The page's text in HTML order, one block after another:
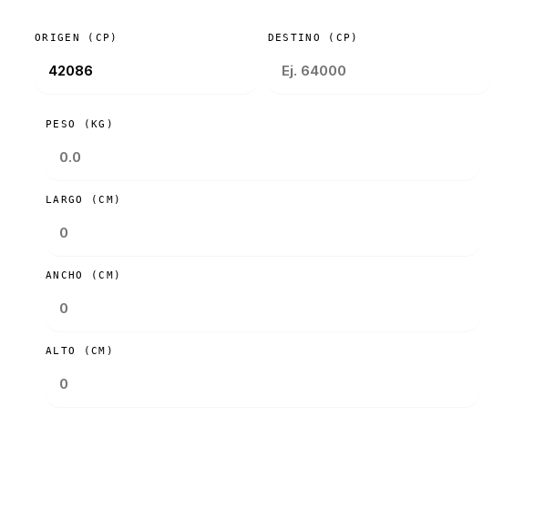
ORIGEN (CP) DESTINO (CP)
PESO (KG)
LARGO (CM)
ANCHO (CM)
ALTO (CM)